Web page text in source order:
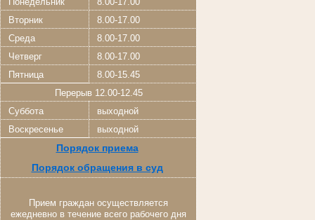
Вторник
8.00-17.00
Среда
8.00-17.00
Четверг
8.00-17.00
Пятница
8.00-15.45
Перерыв 12.00-12.45
Суббота
выходной
Воскресенье
выходной
Порядок приема
Порядок обращения в суд
Прием граждан осуществляется
ежедневно в течение всего рабочего дня